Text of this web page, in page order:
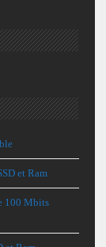
et Ram
100 Mbits